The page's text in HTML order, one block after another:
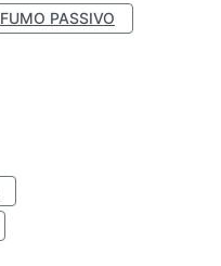
FUMO PASSIVO